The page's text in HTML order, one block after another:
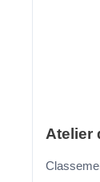
Atelier